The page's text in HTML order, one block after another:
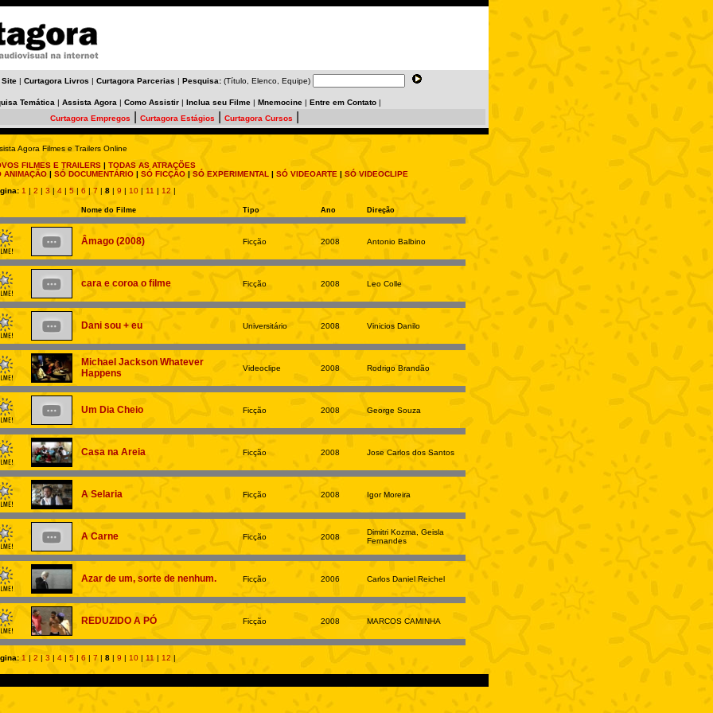
Site | Curtagora Livros | Curtagora Parcerias | Pesquisa: (Título, Elenco, Equipe)
Temática | Assista Agora | Como Assistir | Inclua seu Filme | Mnemocine | Entre em Contato |
Curtagora Empregos
Curtagora Estágios Curtagora Cursos
Agora Filmes e Trailers Online
FILMES E TRAILERS | TODAS AS ATRAÇÕES
ANIMAÇÃO | SÓ DOCUMENTÁRIO | SÓ FICÇÃO | SÓ EXPERIMENTAL | SÓ VIDEOARTE | SÓ VIDEOCLIPE
1 | 2 | 3 | 4 | 5 | 6 | 7 | 8 | 9 | 10 | 11 | 12 |
Nome do Filme Tipo Ano Direção
Âmago (2008) Ficção 2008 Antonio Balbino
cara e coroa o filme Ficção 2008 Leo Colle
Dani sou + eu Universitário 2008 Vinicios Danilo
Michael Jackson Whatever
Happens
Videoclipe 2008 Rodrigo Brandão
Um Dia Cheio Ficção 2008 George Souza
Casa na Areia Ficção 2008 Jose Carlos dos Santos
A Selaria Ficção 2008 Igor Moreira
A Carne Ficção 2008
Dimitri Kozma, Geisla
Fernandes
Azar de um, sorte de nenhum. Ficção 2006 Carlos Daniel Reichel
REDUZIDO A PÓ Ficção 2008 MARCOS CAMINHA
1 | 2 | 3 | 4 | 5 | 6 | 7 | 8 | 9 | 10 | 11 | 12 |